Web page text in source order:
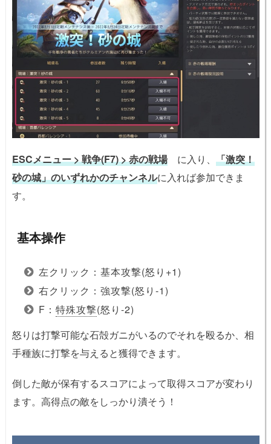
ESCメニュー > 戦争(F7) > 赤の戦場に入り、 「激突！
砂の城」のいずれかのチャンネルに入れば参加できま
す。
基本操作
左クリック：基本攻撃(怒り+1)
右クリック：強攻撃(怒り-1)
F： 特殊攻撃(怒り-2)
怒りは打撃可能な石殻ガニがいるのでそれを殴るか、相
手種族に打撃を与えると獲得できます。
倒した敵が保有するスコアによって取得スコアが変わり
ます。高得点の敵をしっかり潰そう！